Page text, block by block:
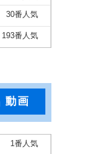
30番人気
193番人気
動画
1番人気